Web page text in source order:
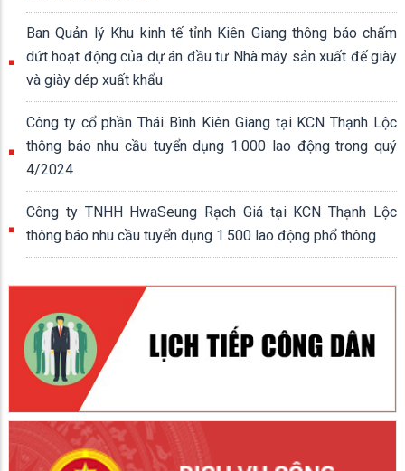
Ban Quản lý Khu kinh tế tỉnh Kiên Giang thông báo chấm
dứt hoạt động của dự án đầu tư Nhà máy sản xuất đế giày
và giày dép xuất khẩu
Công ty cổ phần Thái Bình Kiên Giang tại KCN Thạnh Lộc
thông báo nhu cầu tuyển dụng 1.000 lao động trong quý
4/2024
Công ty TNHH HwaSeung Rạch Giá tại KCN Thạnh Lộc
thông báo nhu cầu tuyển dụng 1.500 lao động phổ thông